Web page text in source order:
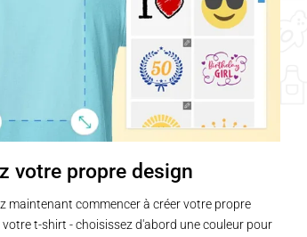
votre propre design
maintenant commencer à créer votre propre
t-shirt - choisissez d'abord une couleur pour